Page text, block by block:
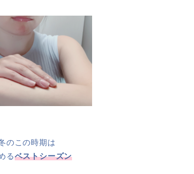
のこの時期は
るベストシーズン